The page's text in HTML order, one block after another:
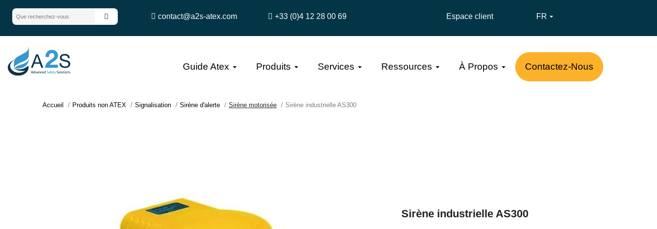
contact@a2s-atex.com +33 (0)4 12 28 00 69 Espace client FR 
Guide Atex Produits Services Ressources À Propos Contactez-Nous
Accueil Produits non ATEX Signalisation Sirène d'alerte Sirène motorisée Sirène industrielle AS300
Sirène industrielle AS300